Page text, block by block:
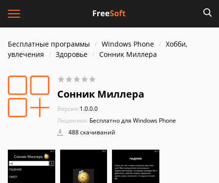
Бесплатные программы Windows Phone
Хобби,
увлечения
Здоровье Сонник Миллера
Сонник Миллера
Версия:1.0.0.0
Лицензия: Бесплатно для Windows Phone
488 скачиваний